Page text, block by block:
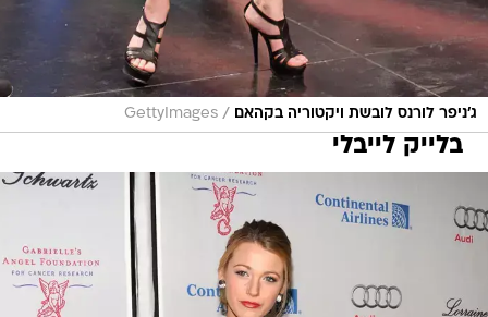
ג'ניפר לורנס לובשת ויקטוריה בקהאם /
GettyImages
בלייק לייבלי